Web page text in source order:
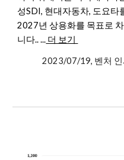
성SDI, 현대자동차, 도요타
2027년 상용화를 목표로
니다.. ... 더 보기
2023/07/19, 벤처 인